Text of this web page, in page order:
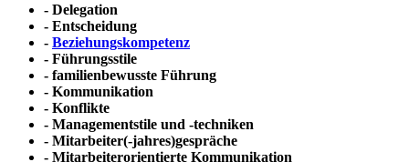
- Delegation
- Entscheidung
- Beziehungskompetenz
- Führungsstile
- familienbewusste Führung
- Kommunikation
- Konflikte
- Managementstile und -techniken
- Mitarbeiter(-jahres)gespräche
- Mitarbeiterorientierte Kommunikation